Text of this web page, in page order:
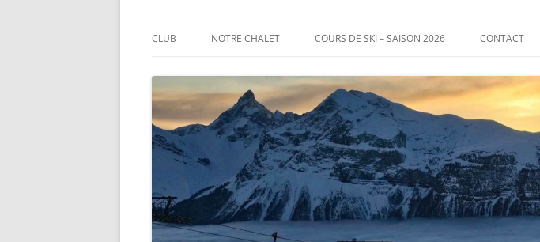
CLUB NOTRE CHALET COURS DE SKI – SAISON 2026 CONTACT